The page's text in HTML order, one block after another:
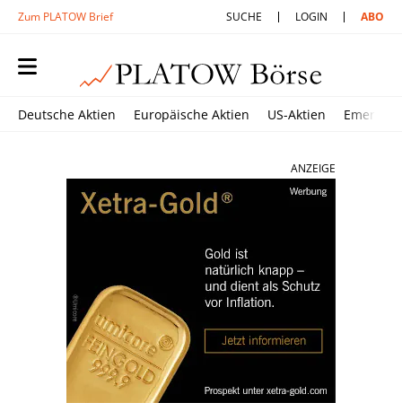
Zum PLATOW Brief SUCHE LOGIN ABO
Deutsche Aktien Europäische Aktien US-Aktien
ANZEIGE